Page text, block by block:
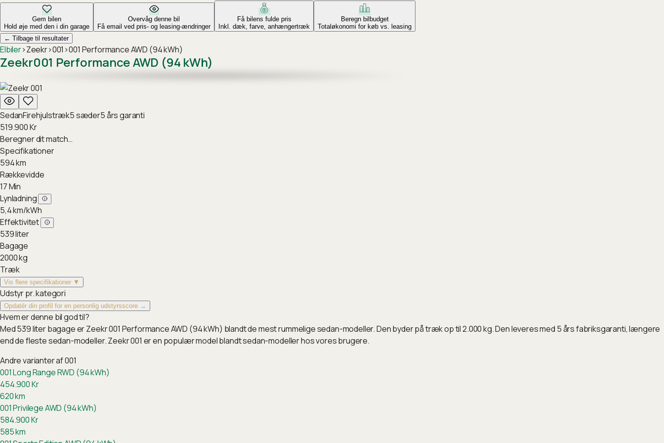
Gem bilen
Hold øje med den i din garage
Overvåg denne bil
Få email ved pris- og leasing-ændringer
Få bilens fulde pris
Inkl. dæk, farve, anhængertræk
Beregn bilbudget
Totaløkonomi for køb vs. leasing
← Tilbage til resultater
Elbiler›Zeekr›001 ›001 Performance AWD (94 kWh)
Zeekr001 Performance AWD (94 kWh)
SedanFirehjulstræk5sæder5års garanti
519.900Kr
Beregner dit match…
Specifikationer
594km
Rækkevidde
17Min
Lynladning
5,4km/kWh
Effektivitet
539liter
Bagage
2000kg
Træk
Vis flere specifikationer ▼
Udstyr pr. kategori
Opdatér din profil for en personlig udstyrsscore →
Hvem er denne bil god til?
Med 539 liter bagage er Zeekr 001 Performance AWD (94 kWh) blandt de mest rummelige sedan-modeller. Den byder på træk op til 2.000 kg. Den leveres med 5 års fabriksgaranti, længere
end de fleste sedan-modeller. Zeekr 001 er en populær model blandt sedan-modeller hos vores brugere.
Andre varianter af001
001 Long Range RWD (94 kWh)
454.900Kr
620km
001 Privilege AWD (94 kWh)
584.900Kr
585km